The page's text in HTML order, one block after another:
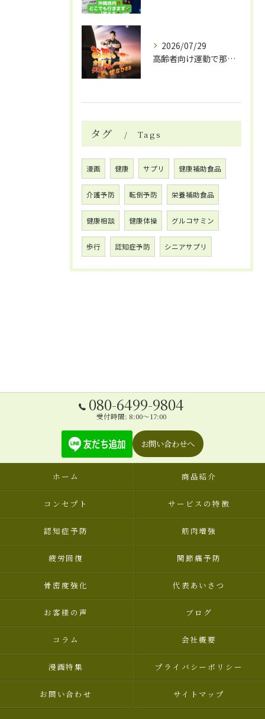
2026/07/29
高齢者向け運動で那覇市が注目笑える体操DVDで楽しく介護予防を始めよう
タグ Tags
漫画 健康 サプリ 健康補助食品
介護予防 転倒予防 栄養補助食品
健康相談 健康体操 グルコサミン
歩行 認知症予防 シニアサプリ
080-6499-9804
受付時間: 8:00～17:00
お問い合わせへ
ホーム 商品紹介
コンセプト サービスの特徴
認知症予防 筋肉増強
疲労回復 関節痛予防
骨密度強化 代表あいさつ
お客様の声 ブログ
コラム 会社概要
漫画特集 プライバシーポリシー
お問い合わせ サイトマップ